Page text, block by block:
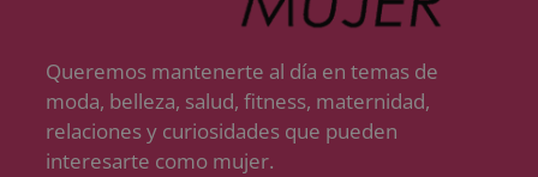
Queremos mantenerte al día en temas de
moda, belleza, salud, fitness, maternidad,
relaciones y curiosidades que pueden
interesarte como mujer.